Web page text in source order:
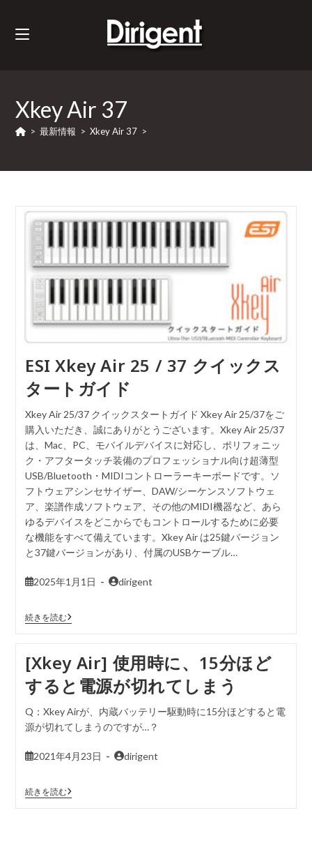
Xkey Air 37
> 最新情報 > Xkey Air 37 >
ESI Xkey Air 25 / 37 クイックス
タートガイド
Xkey Air 25/37 クイックスタートガイド Xkey Air 25/37をご
購入いただき、誠にありがとうございます。Xkey Air 25/37
は、Mac、PC、モバイルデバイスに対応し、ポリフォニッ
ク・アフタータッチ装備のプロフェッショナル向け超薄型
USB/Bluetooth・MIDIコントローラーキーボードです。ソ
フトウェアシンセサイザー、DAW/シーケンスソフトウェ
ア、楽譜作成ソフトウェア、その他のMIDI機器など、あら
ゆるデバイスをどこからでもコントロールするために必要
な機能をすべて備えています。Xkey Air は25鍵バージョン
と37鍵バージョンがあり、付属のUSBケーブル…
2025年1月1日 dirigent
続きを読む
[Xkey Air] 使用時に、15分ほど
すると電源が切れてしまう
Q：Xkey Airが、内蔵バッテリー駆動時に15分ほどすると電
源が切れてしまうのですが…？
2021年4月23日 dirigent
続きを読む